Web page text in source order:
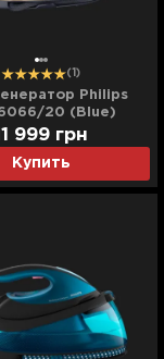
(1)
Philips
20 (Blue)
Купить
999 грн